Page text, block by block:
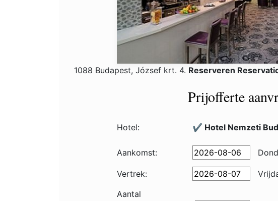
1088 Budapest, József krt. 4. Reserveren
Prijofferte
Hotel: ✔️ Hotel Nemzeti
Aankomst:
Vertrek:
Aantal